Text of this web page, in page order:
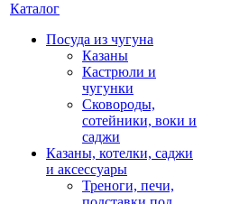
Каталог
Посуда из чугуна
Казаны
Кастрюли и
чугунки
Сковороды,
сотейники, воки и
саджи
Казаны, котелки, саджи
и аксессуары
Треноги, печи,